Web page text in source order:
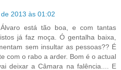
2013 às 01:02
está tão boa, e com tantas
já faz moça. Ó gentalha baixa,
sem insultar as pessoas?? É
com o rabo a arder. Bom é o actual
deixar a Câmara na falência.... E